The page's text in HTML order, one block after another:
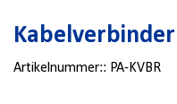
NEU BEI FMOSER?
Jetzt registrieren
Artikelnummer:: PA-KVBR